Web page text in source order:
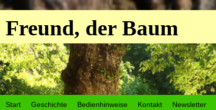
der Baum
Start Geschichte Bedienhinweise Kontakt Newsletter